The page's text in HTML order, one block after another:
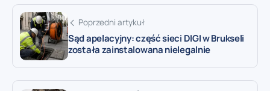
Poprzedni artykuł
Sąd apelacyjny: część sieci DIGI w Brukseli
została zainstalowana nielegalnie